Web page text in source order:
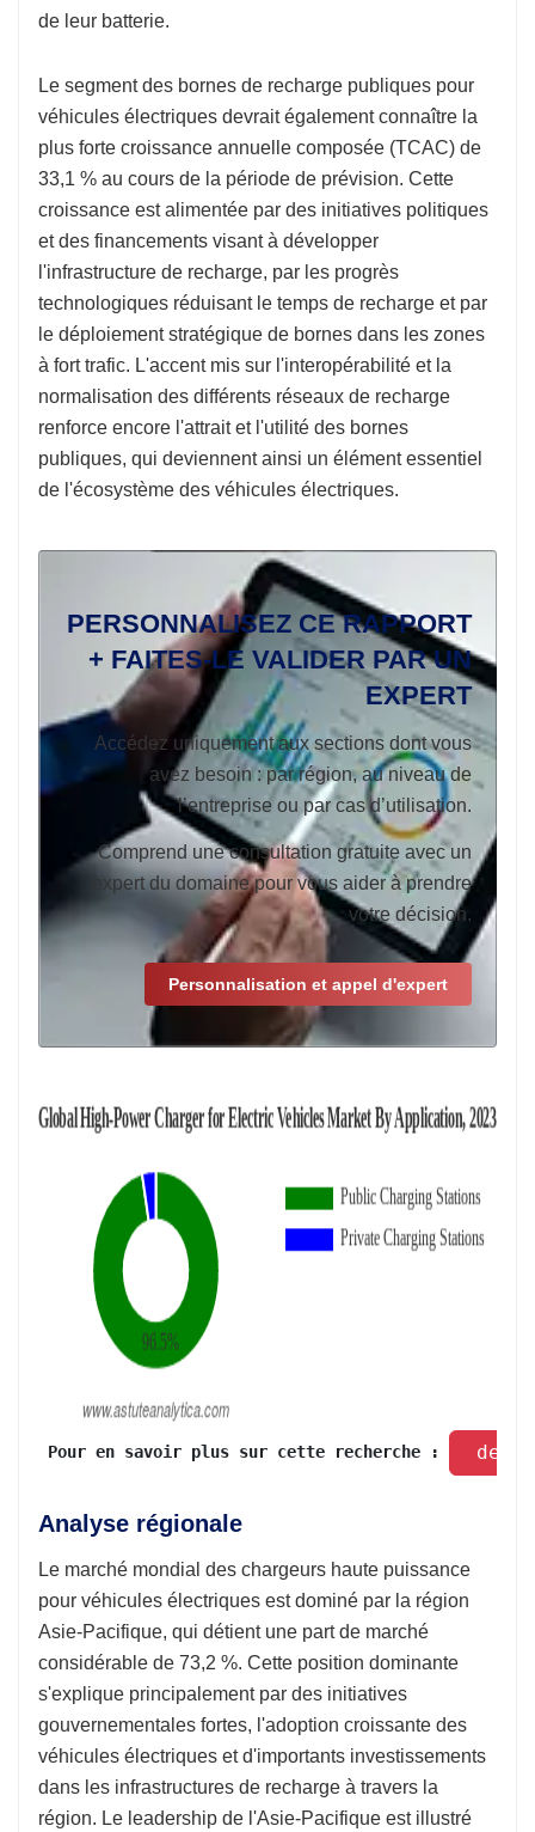
de leur batterie.
Le segment des bornes de recharge publiques pour
véhicules électriques devrait également connaître la
plus forte croissance annuelle composée (TCAC) de
33,1 % au cours de la période de prévision. Cette
croissance est alimentée par des initiatives politiques
et des financements visant à développer
l'infrastructure de recharge, par les progrès
technologiques réduisant le temps de recharge et par
le déploiement stratégique de bornes dans les zones
à fort trafic. L'accent mis sur l'interopérabilité et la
normalisation des différents réseaux de recharge
renforce encore l'attrait et l'utilité des bornes
publiques, qui deviennent ainsi un élément essentiel
de l'écosystème des véhicules électriques.
PERSONNALISEZ CE RAPPORT
+ FAITES-LE VALIDER PAR UN
EXPERT
Accédez uniquement aux sections dont vous
avez besoin : par région, au niveau de
l’entreprise ou par cas d’utilisation.
Comprend une consultation gratuite avec un
expert du domaine pour vous aider à prendre
votre décision.
Personnalisation et appel d'expert
Pour en savoir plus sur cette recherche :
Analyse régionale
Le marché mondial des chargeurs haute puissance
pour véhicules électriques est dominé par la région
Asie-Pacifique, qui détient une part de marché
considérable de 73,2 %. Cette position dominante
s'explique principalement par des initiatives
gouvernementales fortes, l'adoption croissante des
véhicules électriques et d'importants investissements
dans les infrastructures de recharge à travers la
région. Le leadership de l'Asie-Pacifique est illustré